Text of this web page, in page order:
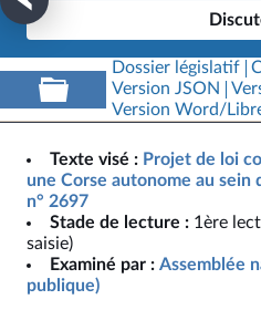
Dossier législatif
Version JSON
Version Word/
Texte visé : Projet de loi
une Corse autonome au sein
n° 2697
Stade de lecture : 1ère
saisie)
Examiné par : Assemblée
publique)